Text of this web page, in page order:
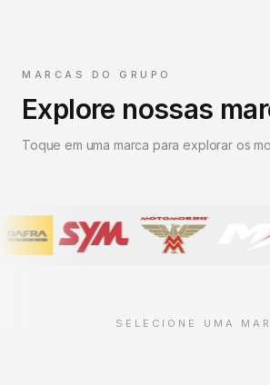
MARCAS DO GRUPO
Explore nossas
Toque em uma marca para explorar os
SELECIONE UMA